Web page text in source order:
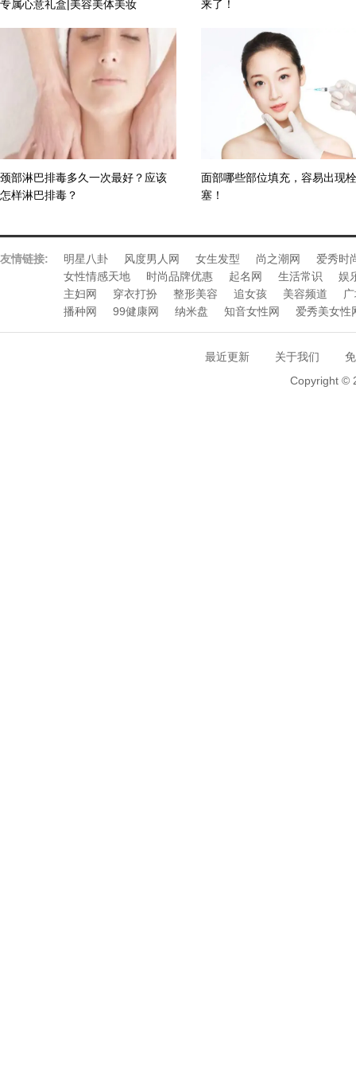
专属心意礼盒|美容美体美妆
来了！
颈部淋巴排毒多久一次最好？应该
怎样淋巴排毒？
面部哪些部位填充，容易出现栓
塞！
友情链接: 明星八卦 风度男人网 女生发型 尚之潮网
爱秀时
女性情感天地
时尚品牌优惠 起名网 生活常识
娱
主妇网
穿衣打扮 整形美容 追女孩 美容频道
播种网
99健康网 纳米盘 知音女性网 爱秀美女性
最近更新 关于我们
Copyright ©